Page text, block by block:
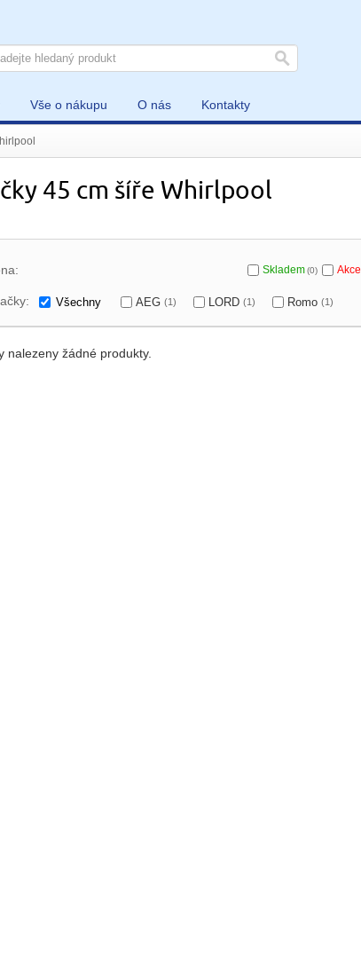
Vše o nákupu O nás Kontakty
45 cm šíře Whirlpool
Skladem(0) Akce
Všechny AEG (1) LORD (1) Romo (1)
nalezeny žádné produkty.